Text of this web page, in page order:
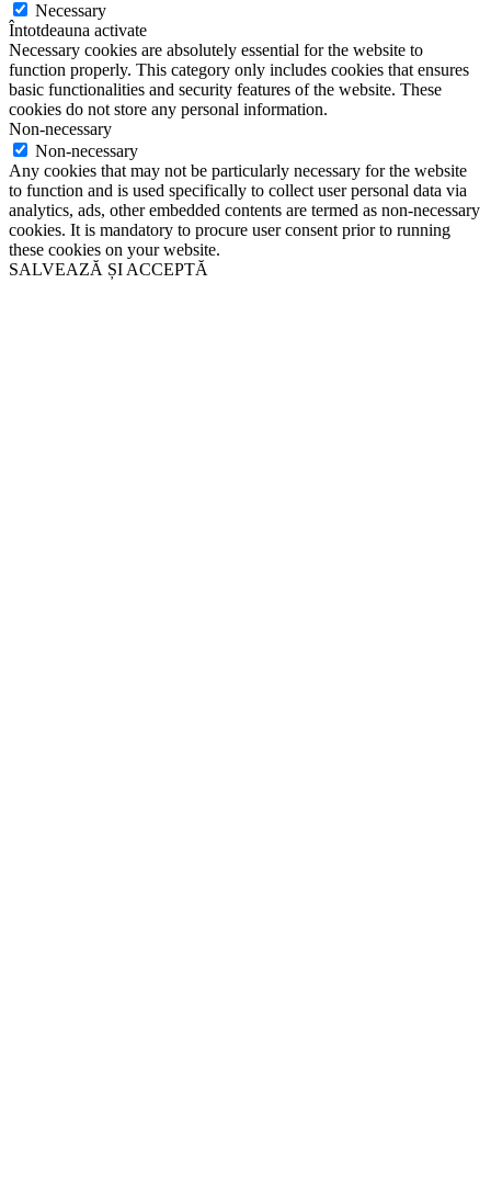
Necessary
Întotdeauna activate
Necessary cookies are absolutely essential for the website to
function properly. This category only includes cookies that ensures
basic functionalities and security features of the website. These
cookies do not store any personal information.
Non-necessary
Non-necessary
Any cookies that may not be particularly necessary for the website
to function and is used specifically to collect user personal data via
analytics, ads, other embedded contents are termed as non-necessary
cookies. It is mandatory to procure user consent prior to running
these cookies on your website.
SALVEAZĂ ȘI ACCEPTĂ